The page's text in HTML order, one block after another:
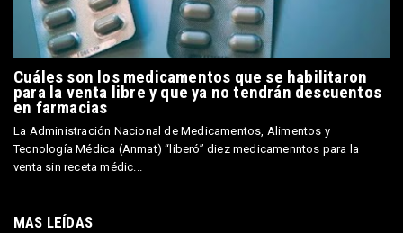
Cuáles son los medicamentos que se habilitaron
para la venta libre y que ya no tendrán descuentos
en farmacias
La Administración Nacional de Medicamentos, Alimentos y
Tecnología Médica (Anmat) “liberó” diez medicamenntos para la
venta sin receta médic...
MAS LEÍDAS